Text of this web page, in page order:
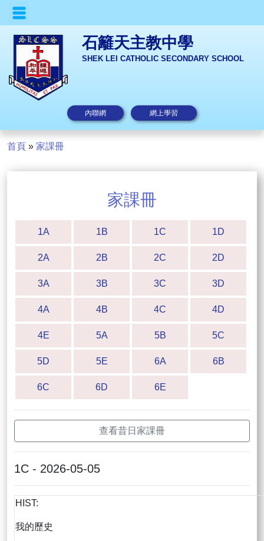
石籬天主教中學
SHEK LEI CATHOLIC SECONDARY SCHOOL
內聯網 網上學習
首頁 » 家課冊
家課冊
1A 1B 1C 1D
2A 2B 2C 2D
3A 3B 3C 3D
4A 4B 4C 4D
4E 5A 5B 5C
5D 5E 6A 6B
6C 6D 6E
查看昔日家課冊
1C - 2026-05-05
HIST:
我的歷史